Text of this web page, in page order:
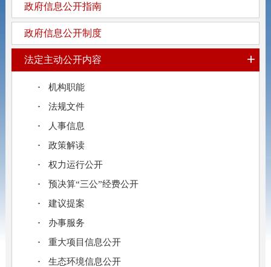
政府信息公开指南
政府信息公开制度
法定主动公开内容 +
机构职能
法规文件
人事信息
政策解读
权力运行公开
预决算“三公”经费公开
建议提案
办事服务
重大项目信息公开
生态环境信息公开